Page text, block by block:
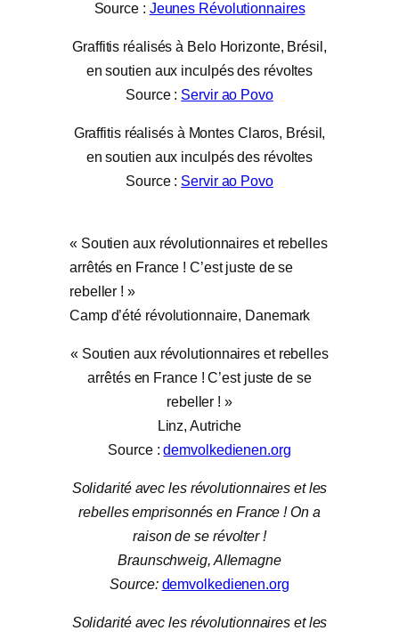
Source : Jeunes Révolutionnaires
Graffitis réalisés à Belo Horizonte, Brésil,
en soutien aux inculpés des révoltes
Source : Servir ao Povo
Graffitis réalisés à Montes Claros, Brésil,
en soutien aux inculpés des révoltes
Source : Servir ao Povo
« Soutien aux révolutionnaires et rebelles
arrêtés en France ! C’est juste de se
rebeller ! »
Camp d’été révolutionnaire, Danemark
« Soutien aux révolutionnaires et rebelles
arrêtés en France ! C’est juste de se
rebeller ! »
Linz, Autriche
Source :demvolkedienen.org
Solidarité avec les révolutionnaires et les
rebelles emprisonnés en France ! On a
raison de se révolter !
Braunschweig, Allemagne
Source: demvolkedienen.org
Solidarité avec les révolutionnaires et les